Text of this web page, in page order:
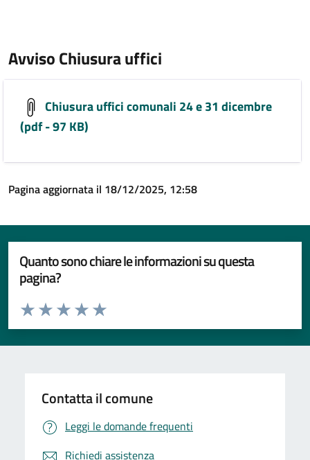
Avviso Chiusura uffici
Chiusura uffici comunali 24 e 31 dicembre
(pdf - 97 KB)
Pagina aggiornata il 18/12/2025, 12:58
Quanto sono chiare le informazioni su questa
pagina?
Valuta da 1 a 5 stelle la pagina
Valuta 5 stelle su 5
Valuta 4 stelle su 5
Valuta 3 stelle su 5
Valuta 2 stelle su 5
Valuta 1 stelle su 5
Contatta il comune
Leggi le domande frequenti
Richiedi assistenza